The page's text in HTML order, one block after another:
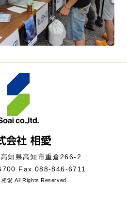
知県高知市重倉266-2
Fax.088-846-6711
愛 All Rights Reserved.